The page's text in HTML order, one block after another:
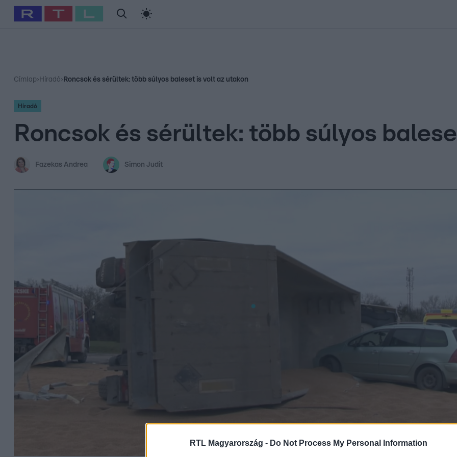
RTL Magyarország - Do Not Process My Personal Information
Babits Marcella Szellő István Most Wanted
Címlap› Híradó› Roncsok és sérültek: több súlyos baleset is volt az utakon
Híradó
Roncsok és sérültek: több súlyos
Fazekas Andrea Simon Judit